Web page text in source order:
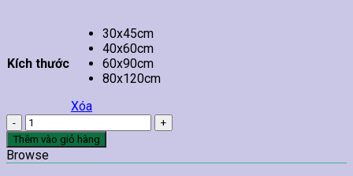
Kích thước
30x45cm
40x60cm
60x90cm
80x120cm
Xóa
Tranh
Spa
Chăm
Sóc
Thêm vào giỏ hàng
Browse